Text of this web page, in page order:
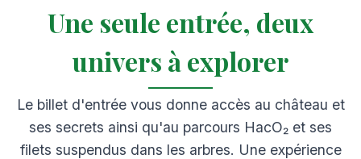
Une seule entrée, deux
univers à explorer
Le billet d'entrée vous donne accès au château et
ses secrets ainsi qu'au parcours HacO₂ et ses
filets suspendus dans les arbres. Une expérience